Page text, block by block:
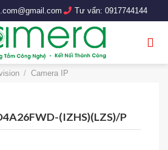
Tư vấn: 0917744144
/ Camera IP
(IZHS)(LZS)/P